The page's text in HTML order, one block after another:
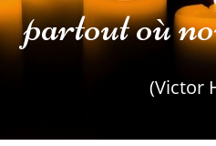
partout où
(Victor